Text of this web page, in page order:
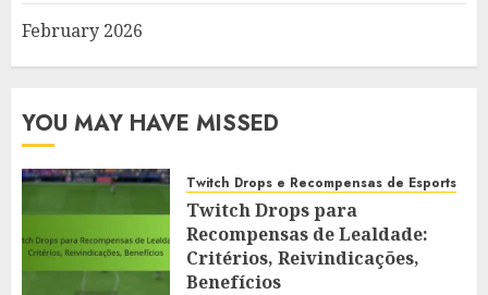
February 2026
YOU MAY HAVE MISSED
Twitch Drops e Recompensas de Esports
Twitch Drops para
Recompensas de Lealdade:
Critérios, Reivindicações,
Benefícios